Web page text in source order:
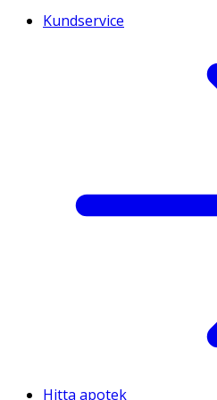
Kundservice
Hitta apotek